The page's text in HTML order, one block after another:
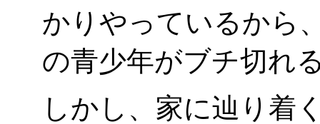
かりやっているから
の青少年がブチ切れ
しかし、家に辿り着